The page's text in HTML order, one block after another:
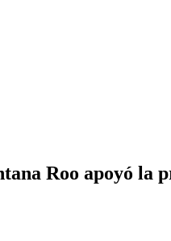
Roo apoyó la